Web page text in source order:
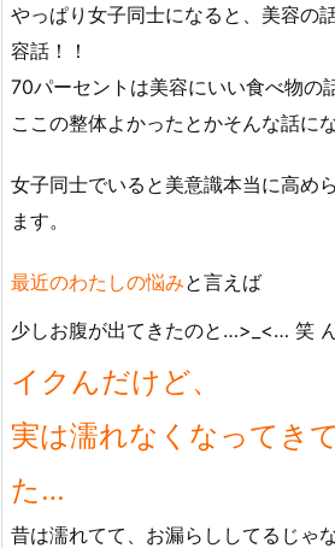
やっぱり女子同士になると、美容の
容話！！
70パーセントは美容にいい食べ物の
ここの整体よかったとかそんな話に
女子同士でいると美意識本当に高め
ます。
最近のわたしの悩みと言えば
少しお腹が出てきたのと…>_<… 笑
イクんだけど、
実は濡れなくなってき
た…
昔は濡れてて、お漏らししてるじゃ